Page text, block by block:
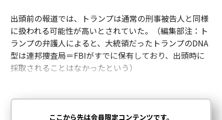
出頭前の報道では、トランプは通常の刑事被告人と同様
に扱われる可能性が高いとされていた。（編集部注：ト
ランプの弁護人によると、大統領だったトランプのDNA
型は連邦捜査局＝FBIがすでに保有しており、出頭時に
採取されることはなかったという）